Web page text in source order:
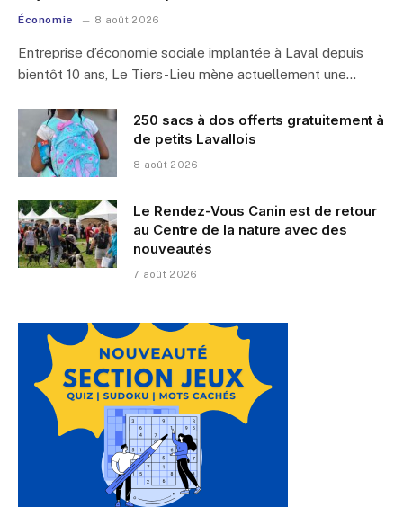
Économie 8 août 2026
Entreprise d’économie sociale implantée à Laval depuis
bientôt 10 ans, Le Tiers-Lieu mène actuellement une…
250 sacs à dos offerts gratuitement à
de petits Lavallois
8 août 2026
Le Rendez-Vous Canin est de retour
au Centre de la nature avec des
nouveautés
7 août 2026